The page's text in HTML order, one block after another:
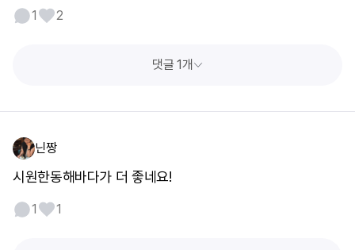
1 2
댓글 1개
닌짱
시원한동해바다가 더 좋네요!
1 1